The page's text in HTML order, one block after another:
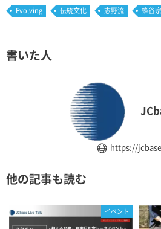
Evolving 伝統文化 志野流 蜂谷
書いた人
https://
他の記事も読む
イベント